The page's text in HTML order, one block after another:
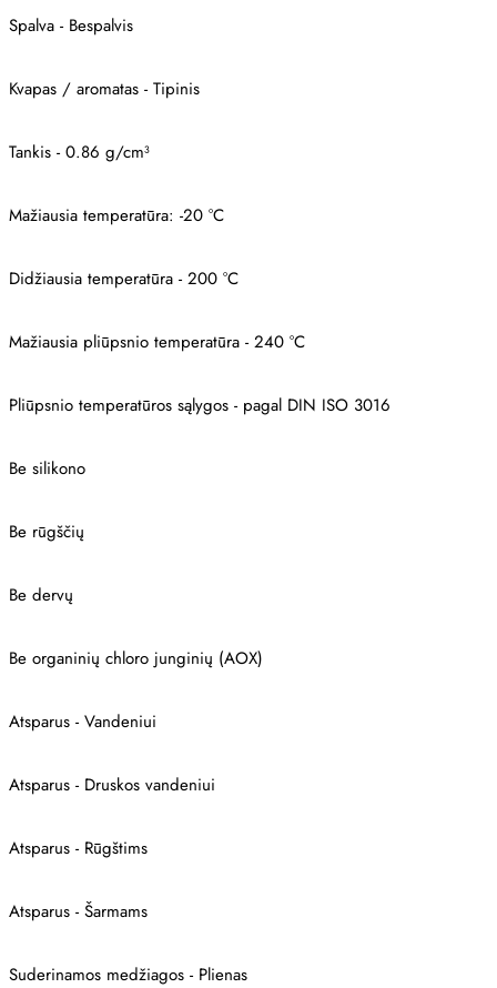
Spalva - Bespalvis
Kvapas / aromatas - Tipinis
Tankis - 0.86 g/cm³
Mažiausia temperatūra: -20 °C
Didžiausia temperatūra - 200 °C
Mažiausia pliūpsnio temperatūra - 240 °C
Pliūpsnio temperatūros sąlygos - pagal DIN ISO 3016
Be silikono
Be rūgščių
Be dervų
Be organinių chloro junginių (AOX)
Atsparus - Vandeniui
Atsparus - Druskos vandeniui
Atsparus - Rūgštims
Atsparus - Šarmams
Suderinamos medžiagos - Plienas